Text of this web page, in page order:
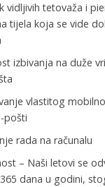
vidljivih tetovaža i
tijela koja se vide
izbivanja na duže
vlastitog
pošti
rada na računalu
– Naši letovi se
dana u godini,